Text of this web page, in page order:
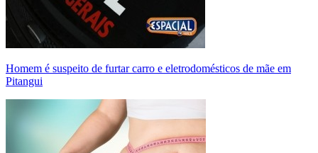
Homem é suspeito de furtar carro e eletrodomésticos de mãe em
Pitangui